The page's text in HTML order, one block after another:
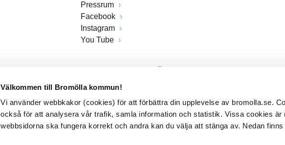
Välkommen till Bromölla kommun!
Vi använder webbkakor (cookies) för att förbättra din upplevelse av bromolla.se.
också för att analysera vår trafik, samla information och statistik. Vissa cookies är
webbsidorna ska fungera korrekt och andra kan du välja att stänga av. Nedan
Pressrum
Facebook
Instagram
You Tube